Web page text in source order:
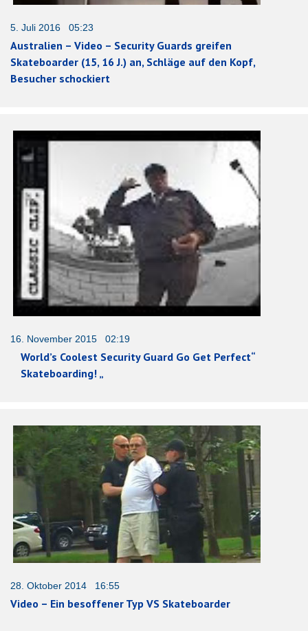
5. Juli 2016 05:23
Australien – Video – Security Guards greifen
Skateboarder (15, 16 J.) an, Schläge auf den Kopf,
Besucher schockiert
16. November 2015 02:19
World’s Coolest Security Guard Go Get Perfect“
Skateboarding! „
28. Oktober 2014 16:55
Video – Ein besoffener Typ VS Skateboarder